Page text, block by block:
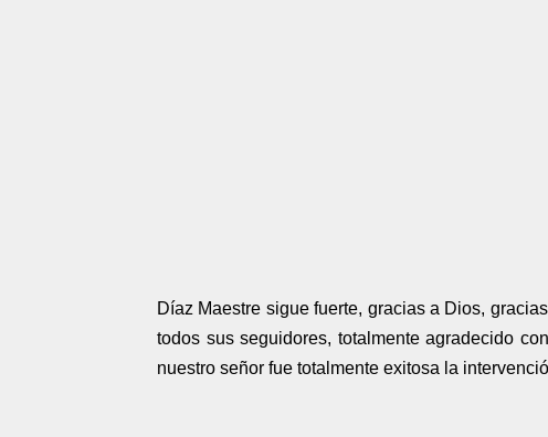
Díaz Maestre sigue fuerte, gracias a Dios,
todos sus seguidores, totalmente agradecido
nuestro señor fue totalmente exitosa la